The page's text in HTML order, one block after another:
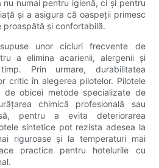
nu numai pentru igienă, ci și pentru
și a asigura că oaspeții primesc
proaspătă și confortabilă.
unor cicluri frecvente de
a elimina acarienii, alergenii și
Prin urmare, durabilitatea
critic în alegerea pilotelor. Pilotele
obicei metode specializate de
chimică profesională sau
pentru a evita deteriorarea
sintetice pot rezista adesea la
riguroase și la temperaturi mai
practice pentru hotelurile cu